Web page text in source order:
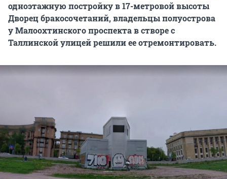
одноэтажную постройку в 17-метровой высоты
Дворец бракосочетаний, владельцы полуострова
у Малоохтинского проспекта в створе с
Таллинской улицей решили ее отремонтировать.